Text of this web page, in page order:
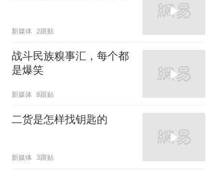
新媒体 2跟贴
战斗民族糗事汇，每个都
是爆笑
新媒体 8跟贴
二货是怎样找钥匙的
新媒体 3跟贴